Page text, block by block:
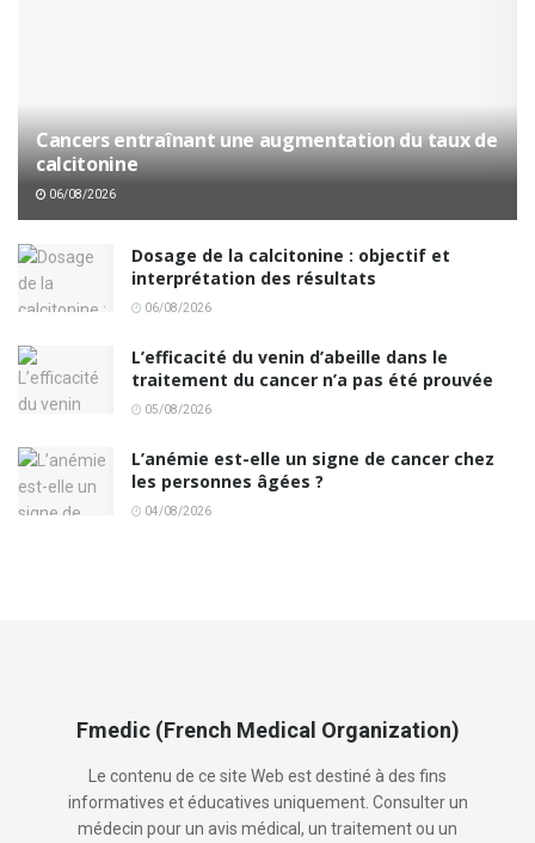
Cancers entraînant une augmentation du taux de
calcitonine
06/08/2026
Dosage de la calcitonine : objectif et
interprétation des résultats
06/08/2026
L’efficacité du venin d’abeille dans le
traitement du cancer n’a pas été prouvée
05/08/2026
L’anémie est-elle un signe de cancer chez
les personnes âgées ?
04/08/2026
Fmedic (French Medical Organization)
Le contenu de ce site Web est destiné à des fins
informatives et éducatives uniquement. Consulter un
médecin pour un avis médical, un traitement ou un